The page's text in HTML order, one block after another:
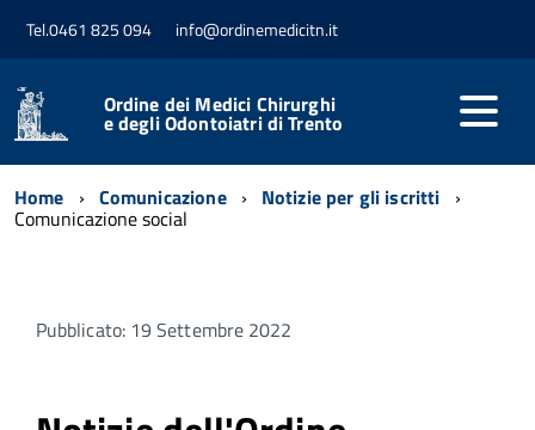
Tel.0461 825 094 info@ordinemedicitn.it
Ordine dei Medici Chirurghi
e degli Odontoiatri di Trento
Home Comunicazione Notizie per gli iscritti
Comunicazione social
Pubblicato: 19 Settembre 2022